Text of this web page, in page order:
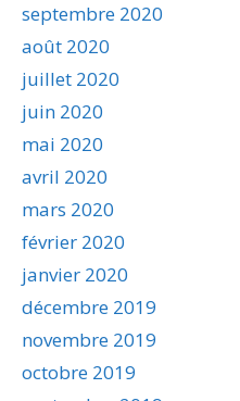
septembre 2020
août 2020
juillet 2020
juin 2020
mai 2020
avril 2020
mars 2020
février 2020
janvier 2020
décembre 2019
novembre 2019
octobre 2019